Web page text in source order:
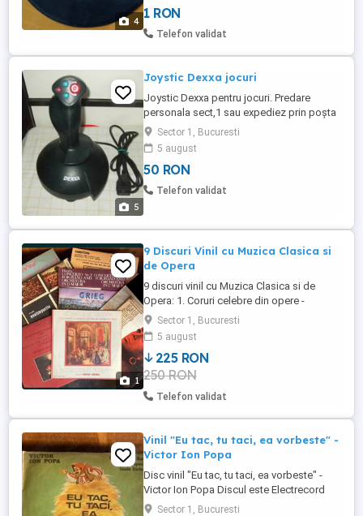
4 1 RON
Telefon validat
5
Joystic Dexxa jocuri
Joystic Dexxa pentru jocuri. Predare
personala sect,1 sau expediez prin poșta
română cu 22 lei.
Sector 1, Bucuresti
5 august
50 RON
Telefon validat
1
9 Discuri Vinil cu Muzica Clasica si
de Opera
9 discuri vinil cu Muzica Clasica si de
Opera: 1. Coruri celebre din opere -
Ansamblul Armatei 2. Vivaldi -
Anotimpurile 3. Beethoven - Simfonia nr. 7
in La Major, Op. 92 4. Beethoven - Piano
concerto No.5 5. Beethoven - Concertul Nr.
5 pentru pian si orchestra in Mi Bemol
Major, Op. 73 "Imperialul" 6. ...
Sector 1, Bucuresti
5 august
225 RON
250 RON
Telefon validat
Vinil "Eu tac, tu taci, ea vorbeste" -
Victor Ion Popa
Disc vinil "Eu tac, tu taci, ea vorbeste" -
Victor Ion Popa Discul este Electrecord
din anul 1984, diametru 30 cm
Sector 1, Bucuresti